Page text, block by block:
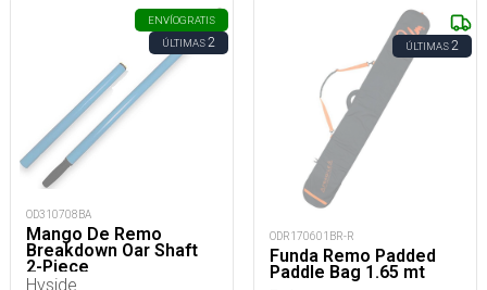
ENVÍOGRATIS
ÚLTIMAS2
OD310708BA
Mango De Remo
Breakdown Oar Shaft
2-Piece
Hyside
ÚLTIMAS2
ODR170601BR-R
Funda Remo Padded
Paddle Bag 1.65 mt